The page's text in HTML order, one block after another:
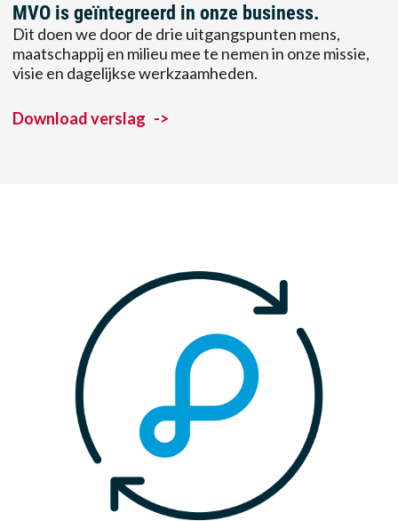
MVO is geïntegreerd in onze business.
Dit doen we door de drie uitgangspunten mens,
maatschappij en milieu mee te nemen in onze missie,
visie en dagelijkse werkzaamheden.
Download verslag ->